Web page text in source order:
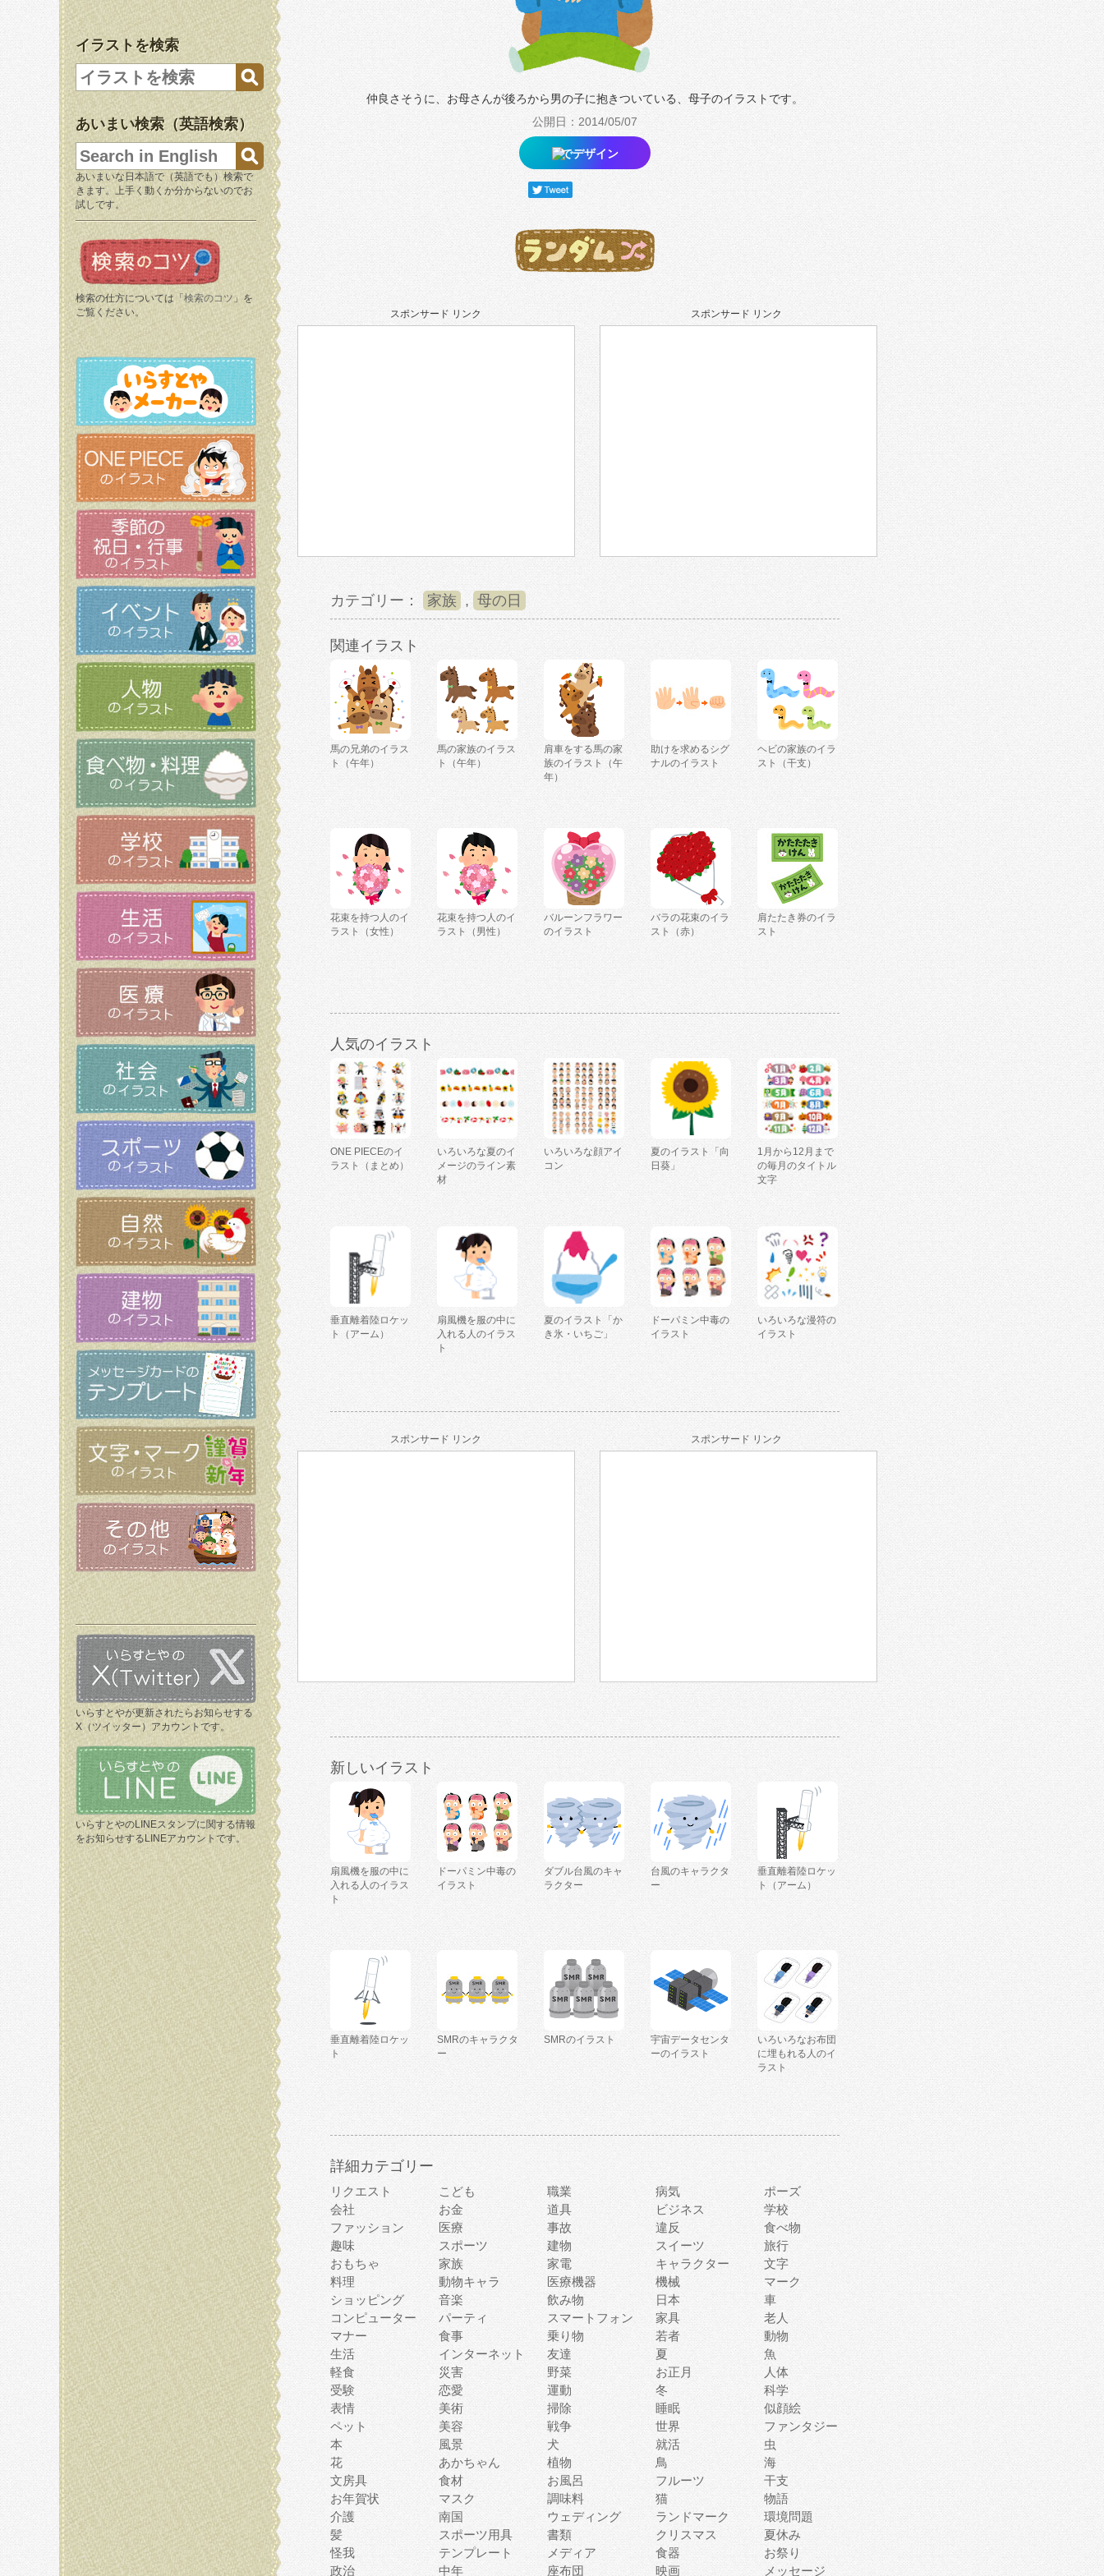
イラストを検索
あいまい検索（英語検索）
あいまいな日本語で（英語でも）検索で
きます。上手く動くか分からないのでお
試しです。
検索の仕方については「 検索のコツ 」を
ご覧ください。
いらすとやが更新されたらお知らせする
X（ツイッター）アカウントです。
いらすとやのLINEスタンプに関する情報
をお知らせするLINEアカウントです。
仲良さそうに、お母さんが後ろから男の子に抱きついている、母子のイラストです。
公開日：2014/05/07
でデザイン
スポンサード リンク スポンサード リンク
カテゴリー： 家族 , 母の日
関連イラスト
馬の兄弟のイラス
ト（午年）
馬の家族のイラス
ト（午年）
肩車をする馬の家
族のイラスト（午
年）
助けを求めるシグ
ナルのイラスト
ヘビの家族のイラ
スト（干支）
花束を持つ人のイ
ラスト（女性）
花束を持つ人のイ
ラスト（男性）
バルーンフラワー
のイラスト
バラの花束のイラ
スト（赤）
肩たたき券のイラ
スト
人気のイラスト
ONE PIECEのイ
ラスト（まとめ）
いろいろな夏のイ
メージのライン素
材
いろいろな顔アイ
コン
夏のイラスト「向
日葵」
1月から12月まで
の毎月のタイトル
文字
垂直離着陸ロケッ
ト（アーム）
扇風機を服の中に
入れる人のイラス
ト
夏のイラスト「か
き氷・いちご」
ドーパミン中毒の
イラスト
いろいろな漫符の
イラスト
スポンサード リンク スポンサード リンク
新しいイラスト
扇風機を服の中に
入れる人のイラス
ト
ドーパミン中毒の
イラスト
ダブル台風のキャ
ラクター
台風のキャラクタ
ー
垂直離着陸ロケッ
ト（アーム）
垂直離着陸ロケッ
ト
SMRのキャラクタ
ー
SMRのイラスト
宇宙データセンタ
ーのイラスト
いろいろなお布団
に埋もれる人のイ
ラスト
詳細カテゴリー
リクエスト こども 職業 病気
ポーズ
会社
お金 道具 ビジネス
学校
ファッション
医療 事故 違反
食べ物
趣味
スポーツ 建物 スイーツ
旅行
おもちゃ
家族 家電 キャラクター
文字
料理
動物キャラ 医療機器 機械
マーク
ショッピング
音楽 飲み物 日本
車
コンピューター
パーティ スマートフォン 家具
老人
マナー
食事 乗り物 若者
動物
生活
インターネット 友達 夏
魚
軽食
災害 野菜 お正月
人体
受験
恋愛 運動 冬
科学
表情
美術 掃除 睡眠
似顔絵
ペット
美容 戦争 世界
ファンタジー
本
風景 犬 就活
虫
花
あかちゃん 植物 鳥
海
文房具
食材 お風呂 フルーツ
干支
お年賀状
マスク 調味料 猫
物語
介護
南国 ウェディング ランドマーク
環境問題
髪
スポーツ用具 書類 クリスマス
夏休み
怪我
テンプレート メディア 食器
お祭り
政治
中年 座布団 映画 メッセージ